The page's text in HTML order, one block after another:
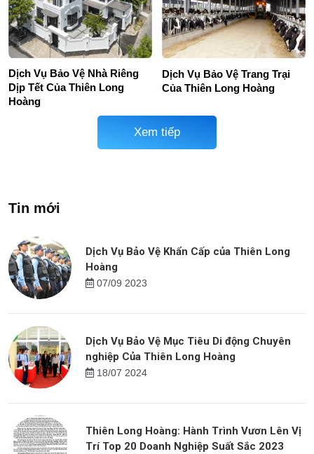
Dịch Vụ Bảo Vệ Nhà Riêng
Dịp Tết Của Thiên Long
Hoàng
Dịch Vụ Bảo Vệ Trang Trại
Của Thiên Long Hoàng
Xem tiếp
Tin mới
Dịch Vụ Bảo Vệ Khẩn Cấp của Thiên Long
Hoàng
07/09 2023
Dịch Vụ Bảo Vệ Mục Tiêu Di động Chuyên
nghiệp Của Thiên Long Hoàng
18/07 2024
Thiên Long Hoàng: Hành Trình Vươn Lên Vị
Trí Top 20 Doanh Nghiệp Suất Sắc 2023